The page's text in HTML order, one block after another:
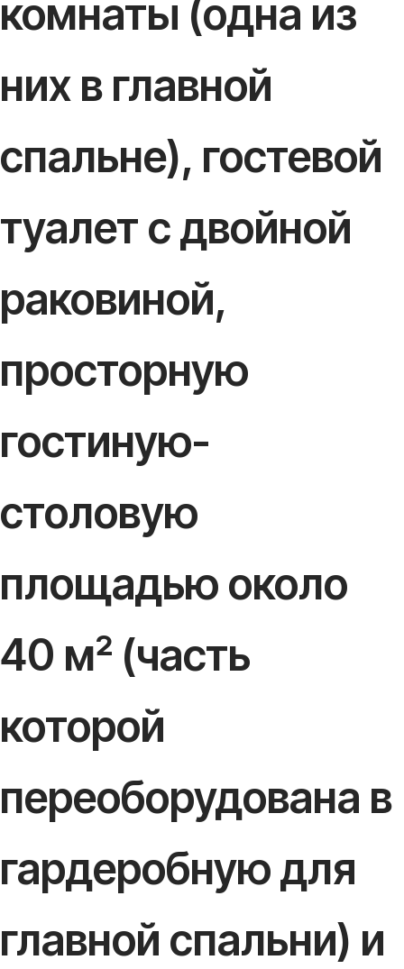
комнаты (одна из
них в главной
спальне), гостевой
туалет с двойной
раковиной,
просторную
гостиную-
столовую
площадью около
40 м² (часть
которой
переоборудована в
гардеробную для
главной спальни) и